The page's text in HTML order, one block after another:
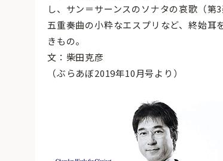
し、サン＝サーンスのソナタの哀歌（
五重奏曲の小粋なエスプリなど、終始
きもの。
文：柴田克彦
（ぶらあぼ2019年10月号より）